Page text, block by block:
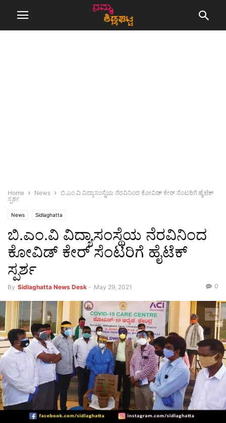
Home News
ಬಿ.ಎಂ.ವಿ ವಿದ್ಯಾಸಂಸ್ಥೆಯ ನೆರವಿನಿಂದ ಕೋವಿಡ್ ಕೇರ್ ಸೆಂಟರಿಗೆ ಹೈಟೆಕ್
ಸ್ಪರ್ಶ
News Sidlaghatta
ಬಿ.ಎಂ.ವಿ ವಿದ್ಯಾಸಂಸ್ಥೆಯ ನೆರವಿನಿಂದ
ಕೋವಿಡ್ ಕೇರ್ ಸೆಂಟರಿಗೆ ಹೈಟೆಕ್
ಸ್ಪರ್ಶ
By Sidlaghatta News Desk - May 29, 2021 0